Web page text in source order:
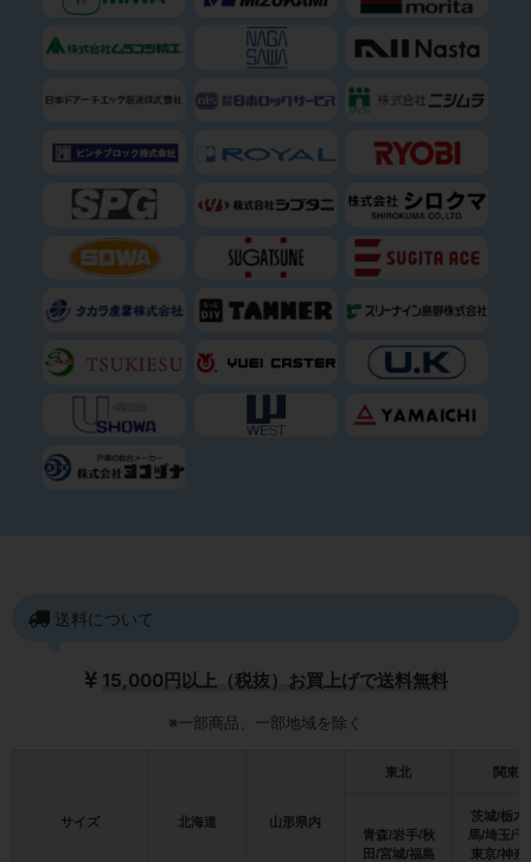
送料について
15,000円以上（税抜）お買上げで送料無料
※一部商品、一部地域を除く
サイズ 北海道 山形県内
東北 関東
青森/岩手/秋
田/宮城/福島
茨城/栃木
馬/埼玉/千
東京/神奈